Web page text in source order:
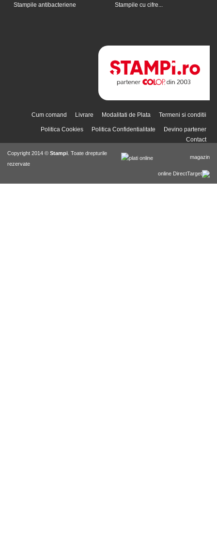
Stampile antibacteriene Stampile cu cifre...
Cum comand Livrare Modalitati de Plata Termeni si conditii
Politica Cookies Politica Confidentialitate
Devino partener
Contact
Copyright 2014 © Stampi . Toate drepturile
rezervate
magazin
online DirectTarget